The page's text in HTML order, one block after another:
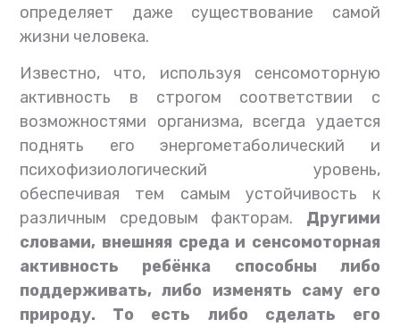
определяет даже существование самой
жизни человека.
Известно, что, используя сенсомоторную
активность в строгом соответствии с
возможностями организма, всегда удается
поднять его энергометаболический и
психофизиологический уровень,
обеспечивая тем самым устойчивость к
различным средовым факторам. Другими
словами, внешняя среда и сенсомоторная
активность ребёнка способны либо
поддерживать, либо изменять саму его
природу. То есть либо сделать его